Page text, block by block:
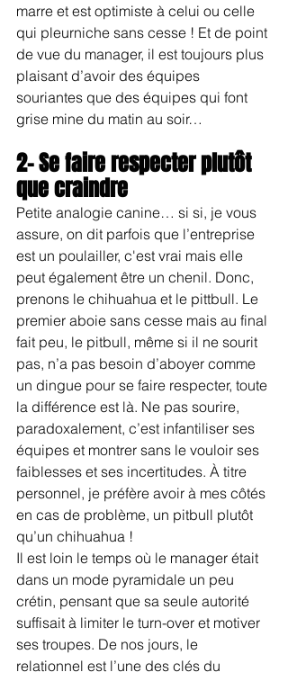
marre et est optimiste à celui ou celle
qui pleurniche sans cesse ! Et de point
de vue du manager, il est toujours plus
plaisant d’avoir des équipes
souriantes que des équipes qui font
grise mine du matin au soir…
2- Se faire respecter plutôt
que craindre
Petite analogie canine… si si, je vous
assure, on dit parfois que l’entreprise
est un poulailler, c'est vrai mais elle
peut également être un chenil. Donc,
prenons le chihuahua et le pittbull. Le
premier aboie sans cesse mais au final
fait peu, le pitbull, même si il ne sourit
pas, n’a pas besoin d’aboyer comme
un dingue pour se faire respecter, toute
la différence est là. Ne pas sourire,
paradoxalement, c’est infantiliser ses
équipes et montrer sans le vouloir ses
faiblesses et ses incertitudes. À titre
personnel, je préfère avoir à mes côtés
en cas de problème, un pitbull plutôt
qu’un chihuahua !
Il est loin le temps où le manager était
dans un mode pyramidale un peu
crétin, pensant que sa seule autorité
suffisait à limiter le turn-over et motiver
ses troupes. De nos jours, le
relationnel est l’une des clés du